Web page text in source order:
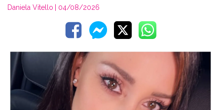
Daniela Vitello | 04/08/2026